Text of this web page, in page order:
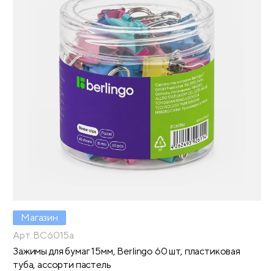
Магазин
Арт. BC6015a
Зажимы для бумаг 15мм, Berlingo 60 шт, пластиковая
туба, ассорти пастель